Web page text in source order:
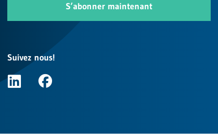
S’abonner maintenant
Suivez nous!